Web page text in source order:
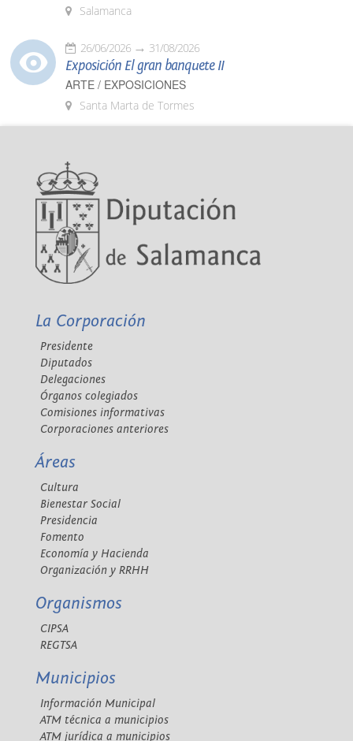
Salamanca
26/06/2026 31/08/2026
Exposición El gran banquete II
ARTE / EXPOSICIONES
Santa Marta de Tormes
La Corporación
Presidente
Diputados
Delegaciones
Órganos colegiados
Comisiones informativas
Corporaciones anteriores
Áreas
Cultura
Bienestar Social
Presidencia
Fomento
Economía y Hacienda
Organización y RRHH
Organismos
CIPSA
REGTSA
Municipios
Información Municipal
ATM técnica a municipios
ATM jurídica a municipios